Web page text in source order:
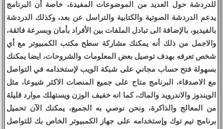
للدردشة حول العديد من الموضوعات المفيدة، خاصة أن البرنامج
يدعم الدردشة الصوتية والكتابية والتراسل عن بعد، وكذلك الدردشة
بالفيديو، بالإضافة الى تبادل الملفات بين الأفراد بأمان وبسرعة فائقة،
والاجمل من ذلك أنه يمكنك مشاركة سطح مكتب الكمبيوتر مع أي
شخص تعرفه بهدف توصيل بعض المعلومات والشروحات، ايضا يمكنك
بسهولة فتح حساب مجاني على شبكة الويب لإستخدامه في التواصل
مع الاصدقاء، البرنامج متاح على جميع المنصات الاكثر شيوعا، مثل
الويندوز والاندرويد والماك، كما انه خفيف الوزن ويستهلك موارد قليلة
من المعالج والذاكرة، ونحن نوصي به الجميع، يمكنك الآن تحميل
برنامج تيم توك وإستخدامه على جهاز الكمبيوتر الخاص بك للتواصل